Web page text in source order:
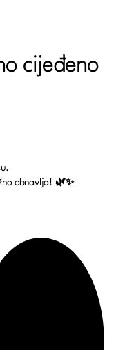
cijeđeno
obnavlja! 🌿✨